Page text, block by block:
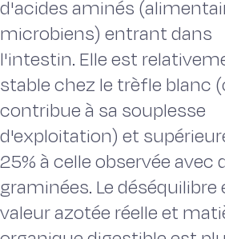
d'acides aminés
microbiens) entrant dans
l'intestin. Elle est
stable chez le trèfle blanc
contribue à sa souplesse
d'exploitation) et
25% à celle observée avec
graminées. Le déséquilibre
valeur azotée réelle et